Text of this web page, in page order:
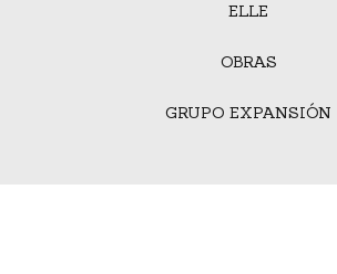
ELLE
OBRAS
GRUPO EXPANSIÓN